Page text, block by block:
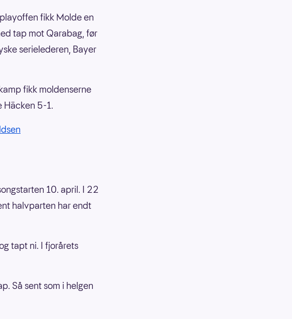
fikk Molde en
tap mot Qarabag, før
serielederen, Bayer
fikk moldenserne
Häcken 5-1.
10. april. I 22
halvparten har endt
tapt ni. I fjorårets
Så sent som i helgen